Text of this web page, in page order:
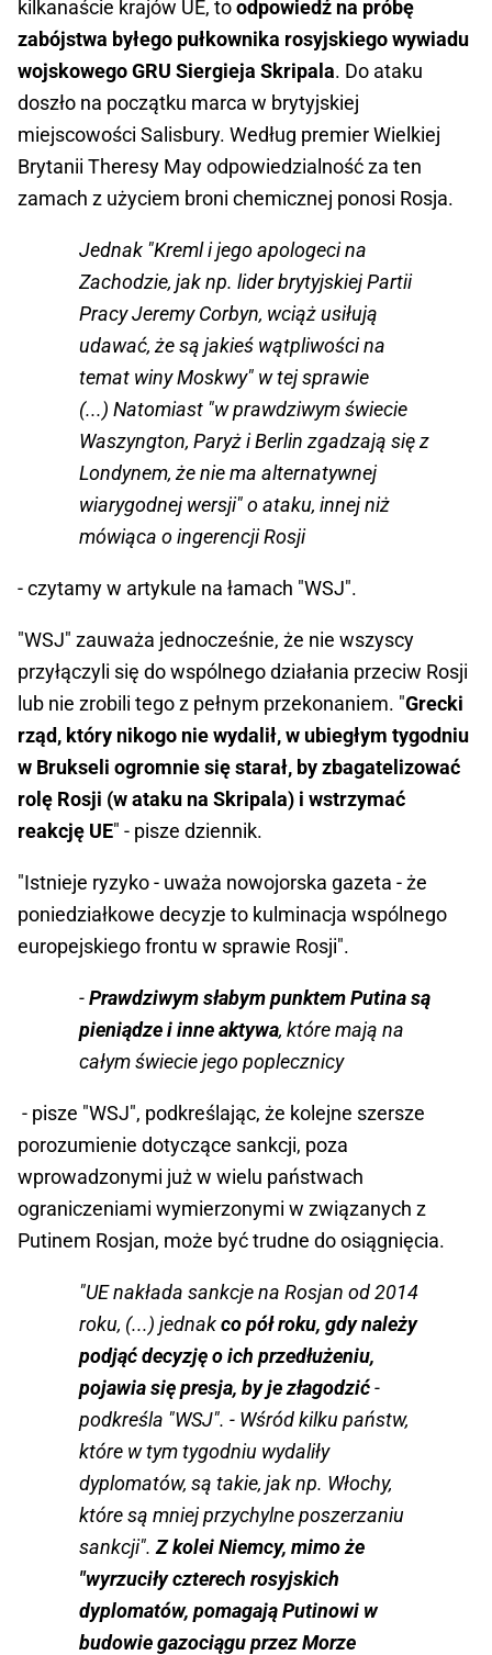
kilkanaście krajów UE, toodpowiedź na próbę
zabójstwa byłego pułkownika rosyjskiego wywiadu
wojskowego GRU Siergieja Skripala. Do ataku
doszło na początku marca w brytyjskiej
miejscowości Salisbury. Według premier Wielkiej
Brytanii Theresy May odpowiedzialność za ten
zamach z użyciem broni chemicznej ponosi Rosja.
Jednak "Kreml i jego apologeci na
Zachodzie, jak np. lider brytyjskiej Partii
Pracy Jeremy Corbyn, wciąż usiłują
udawać, że są jakieś wątpliwości na
temat winy Moskwy" w tej sprawie
(...) Natomiast "w prawdziwym świecie
Waszyngton, Paryż i Berlin zgadzają się z
Londynem, że nie ma alternatywnej
wiarygodnej wersji" o ataku, innej niż
mówiąca o ingerencji Rosji
- czytamy w artykule na łamach "WSJ".
"WSJ" zauważa jednocześnie, że nie wszyscy
przyłączyli się do wspólnego działania przeciw Rosji
lub nie zrobili tego z pełnym przekonaniem. "Grecki
rząd, który nikogo nie wydalił, w ubiegłym tygodniu
w Brukseli ogromnie się starał, by zbagatelizować
rolę Rosji (w ataku na Skripala) i wstrzymać
reakcję UE" - pisze dziennik.
"Istnieje ryzyko - uważa nowojorska gazeta - że
poniedziałkowe decyzje to kulminacja wspólnego
europejskiego frontu w sprawie Rosji".
-Prawdziwym słabym punktem Putina są
pieniądze i inne aktywa, które mają na
całym świecie jego poplecznicy
- pisze "WSJ", podkreślając, że kolejne szersze
porozumienie dotyczące sankcji, poza
wprowadzonymi już w wielu państwach
ograniczeniami wymierzonymi w związanych z
Putinem Rosjan, może być trudne do osiągnięcia.
"UE nakłada sankcje na Rosjan od 2014
roku, (...) jednakco pół roku, gdy należy
podjąć decyzję o ich przedłużeniu,
pojawia się presja, by je złagodzić-
podkreśla "WSJ". - Wśród kilku państw,
które w tym tygodniu wydaliły
dyplomatów, są takie, jak np. Włochy,
które są mniej przychylne poszerzaniu
sankcji". Z kolei Niemcy, mimo że
"wyrzuciły czterech rosyjskich
dyplomatów, pomagają Putinowi w
budowie gazociągu przez Morze